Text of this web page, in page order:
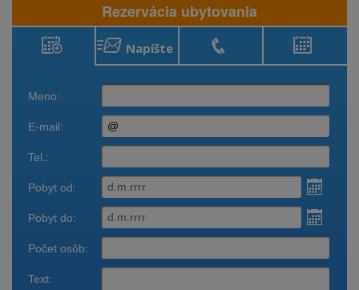
Rezervácia ubytovania
ubytovania
Napíšte
Zavolajte Obsadenosť